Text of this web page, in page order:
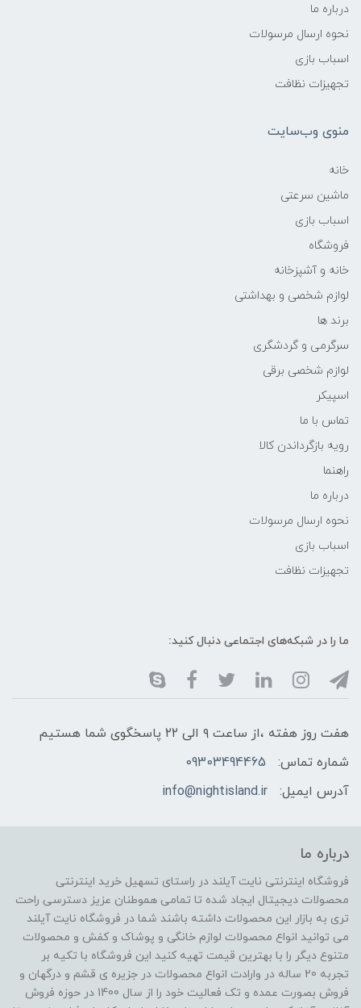
درباره ما
نحوه ارسال مرسولات
اسباب بازی
تجهیزات نظافت
منوی وب‌سایت
خانه
ماشین سرعتی
اسباب بازی
فروشگاه
خانه و آشپزخانه
لوازم شخصی و بهداشتی
برند ها
سرگرمی و گردشگری
لوازم شخصی برقی
اسپیکر
تماس با ما
رویه بازگرداندن کالا
راهنما
درباره ما
نحوه ارسال مرسولات
اسباب بازی
تجهیزات نظافت
ما را در شبکه‌های اجتماعی دنبال کنید:
هفت روز هفته ،از ساعت ۹ الی ۲۲ پاسخگوی شما هستیم
شماره تماس:
09303494465
آدرس ایمیل:
info@nightisland.ir
درباره ما
فروشگاه اینترنتی نایت آیلند در راستای تسهیل خرید اینترنتی
محصولات دیجیتال ایجاد شده تا تمامی هموطنان عزیز دسترسی راحت
تری به بازار این محصولات داشته باشند شما در فروشگاه نایت آیلند
می توانید انواع محصولات لوازم خانگی و پوشاک و کفش و محصولات
متنوع دیگر را با بهترین قیمت تهیه کنید این فروشگاه با تکیه بر
تجربه 20 ساله در وارادت انواع محصولات در جزیره ی قشم و درگهان و
فروش بصورت عمده و تک فعالیت خود را از سال 1400 در حوزه فروش